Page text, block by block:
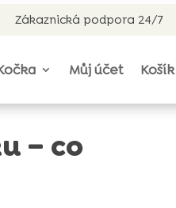
Zákaznická podpora 24/7
Můj účet Košík
– co